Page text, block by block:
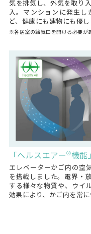
気を排気し、外気を取り
入。マンションに発生
ど、健康にも建物にも優し
※各居室の給気口を開ける必要が
「ヘルスエアーⓇ機能
エレベーターかご内の空
を搭載しました。電界・
する様々な物質や、ウイ
効果により、かご内を常に